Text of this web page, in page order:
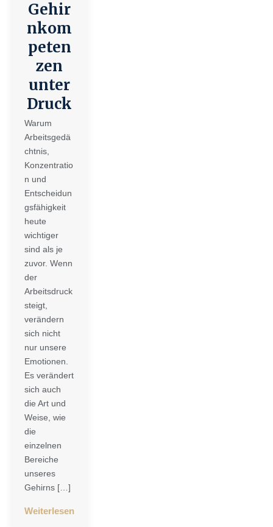
Gehir
nkom
peten
zen
unter
Druck
Warum
Arbeitsgedä
chtnis,
Konzentratio
n und
Entscheidun
gsfähigkeit
heute
wichtiger
sind als je
zuvor. Wenn
der
Arbeitsdruck
steigt,
verändern
sich nicht
nur unsere
Emotionen.
Es verändert
sich auch
die Art und
Weise, wie
die
einzelnen
Bereiche
unseres
Gehirns […]
Weiterlesen